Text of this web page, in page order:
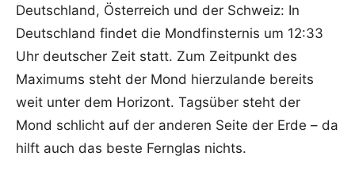
Deutschland, Österreich und der Schweiz: In
Deutschland findet die Mondfinsternis um 12:33
Uhr deutscher Zeit statt. Zum Zeitpunkt des
Maximums steht der Mond hierzulande bereits
weit unter dem Horizont. Tagsüber steht der
Mond schlicht auf der anderen Seite der Erde – da
hilft auch das beste Fernglas nichts.